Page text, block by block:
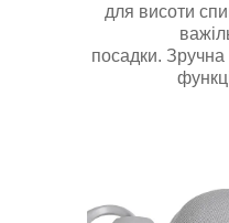
для висоти
посадки.